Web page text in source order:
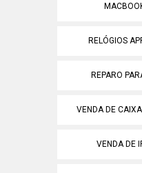
RELÓGIOS
REPARO
VENDA DE
VENDA DE